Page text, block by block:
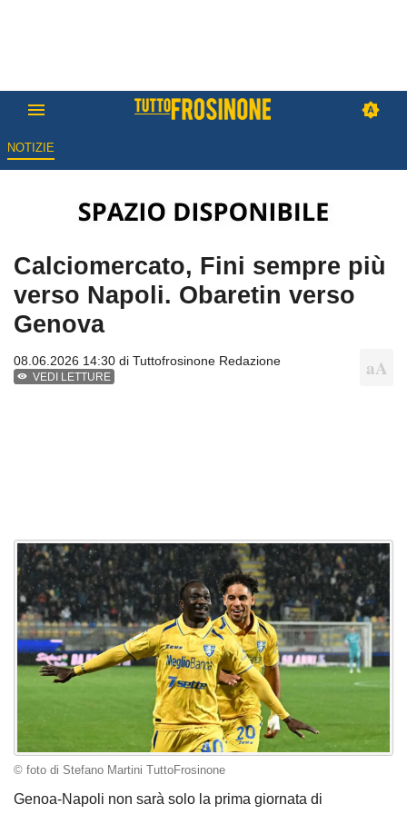
NOTIZIE
Calciomercato, Fini sempre più
verso Napoli. Obaretin verso
Genova
08.06.2026 14:30 di Tuttofrosinone Redazione
VEDI LETTURE
© foto di Stefano Martini TuttoFrosinone
Genoa-Napoli non sarà solo la prima giornata di